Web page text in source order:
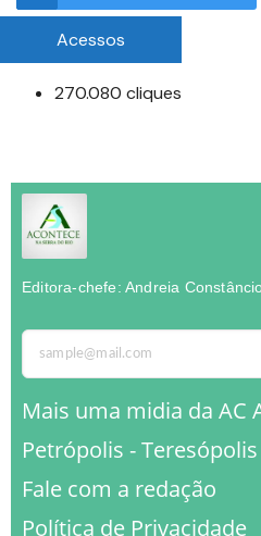
Acessos
270.080 cliques
Editora-chefe: Andreia
Mais uma midia da AC
Petrópolis -
Fale com a redação
Política de Privacidade